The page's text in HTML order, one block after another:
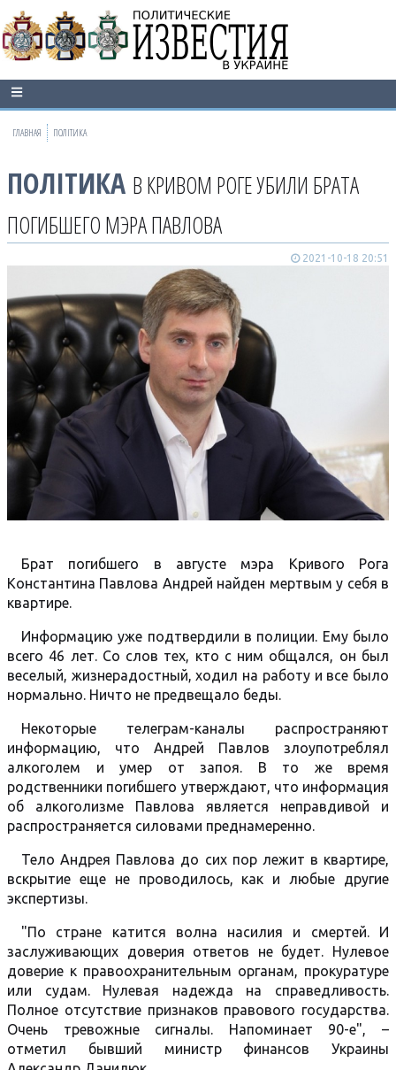
ГЛАВНАЯ ПОЛІТИКА
ПОЛІТИКА В КРИВОМ РОГЕ УБИЛИ БРАТА
ПОГИБШЕГО МЭРА ПАВЛОВА
2021-10-18 20:51
Брат погибшего в августе мэра Кривого Рога
Константина Павлова Андрей найден мертвым у себя в
квартире.
Информацию уже подтвердили в полиции. Ему было
всего 46 лет. Со слов тех, кто с ним общался, он был
веселый, жизнерадостный, ходил на работу и все было
нормально. Ничто не предвещало беды.
Некоторые телеграм-каналы распространяют
информацию, что Андрей Павлов злоупотреблял
алкоголем и умер от запоя. В то же время
родственники погибшего утверждают, что информация
об алкоголизме Павлова является неправдивой и
распространяется силовами преднамеренно.
Тело Андрея Павлова до сих пор лежит в квартире,
вскрытие еще не проводилось, как и любые другие
экспертизы.
"По стране катится волна насилия и смертей. И
заслуживающих доверия ответов не будет. Нулевое
доверие к правоохранительным органам, прокуратуре
или судам. Нулевая надежда на справедливость.
Полное отсутствие признаков правового государства.
Очень тревожные сигналы. Напоминает 90-е", –
отметил бывший министр финансов Украины